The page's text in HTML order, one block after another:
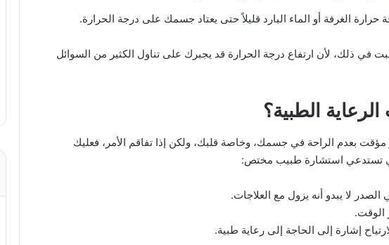
الغرفة أو الماء البارد قليلاً حتى يعتاد جسمك على درجة الحرارة.
في ذلك، لأن ارتفاع درجة الحرارة قد يجبرك على تناول الكثير من السوائل
الطبية؟
بعدم الراحة في جسمك، وخاصة قلبك، ولكن إذا تفاقم الأمر، فعليك
تستدعي استشارة طبيب مختص:
لا يبدو أنه يزول مع العلاجات.
الوقت.
إشارة إلى الحاجة إلى رعاية طبية.